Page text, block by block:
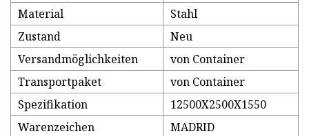
Material
Stahl
Zustand
Neu
Versandmöglichkeiten
von Container
Transportpaket
von Container
Spezifikation
12500X2500X1550
Warenzeichen
MADRID